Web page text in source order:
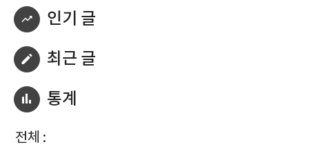
인기 글
최근 글
통계
전체 :